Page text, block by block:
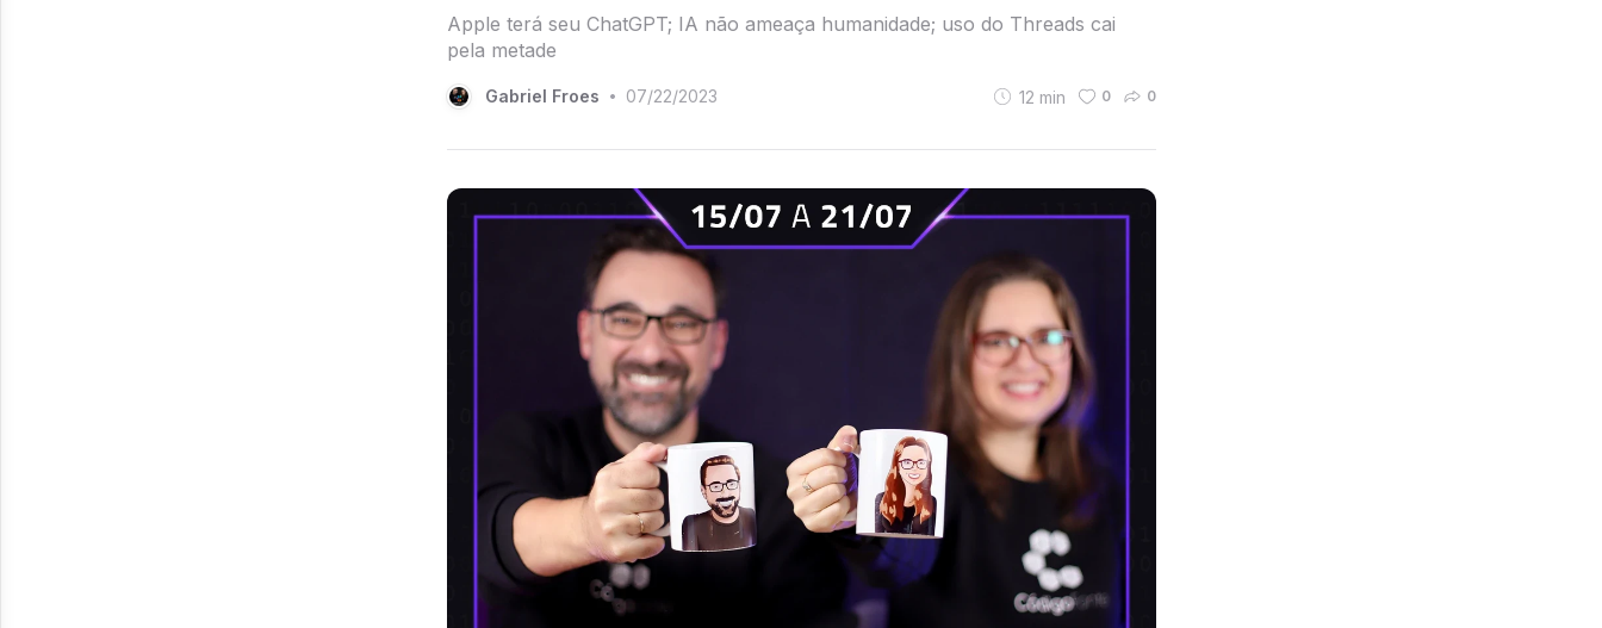
Apple terá seu ChatGPT; IA não ameaça humanidade; uso do Threads cai
pela metade
Gabriel Froes • 07/22/2023 12 min 0 0